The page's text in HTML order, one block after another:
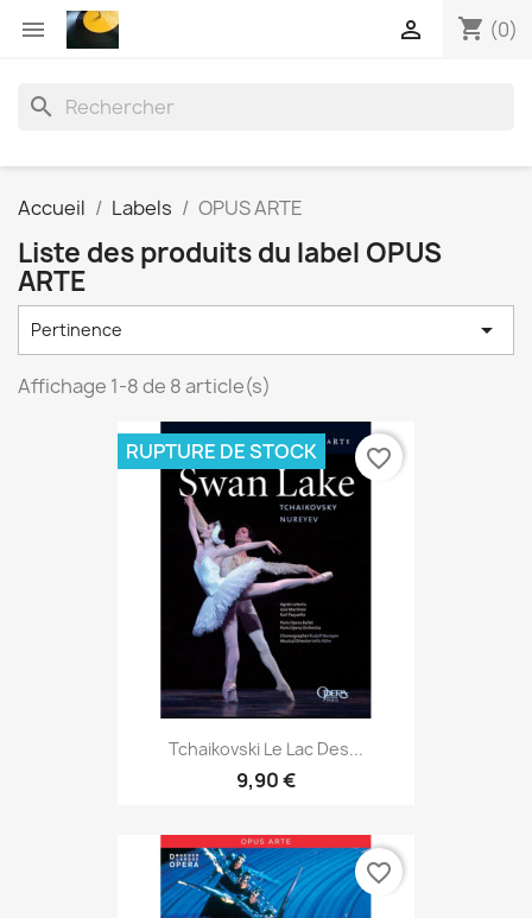
 shopping_cart (0)

search
Accueil Labels OPUS ARTE
Liste des produits du label OPUS
ARTE
Pertinence 
Affichage 1-8 de 8 article(s)
Tchaikovski Le Lac Des...
9,90 €
RUPTURE DE STOCK favorite_border
favorite_border